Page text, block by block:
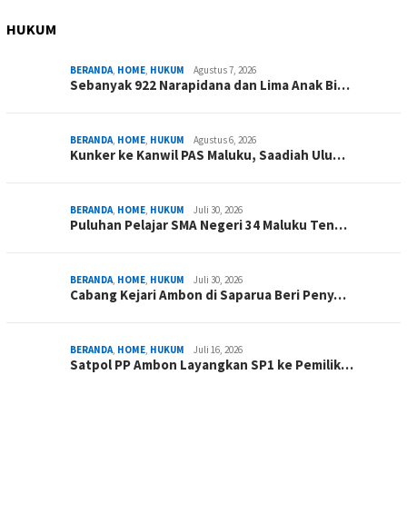
HUKUM
BERANDA, HOME, HUKUM Agustus 7, 2026
Sebanyak 922 Narapidana dan Lima Anak Bi…
BERANDA, HOME, HUKUM Agustus 6, 2026
Kunker ke Kanwil PAS Maluku, Saadiah Ulu…
BERANDA, HOME, HUKUM Juli 30, 2026
Puluhan Pelajar SMA Negeri 34 Maluku Ten…
BERANDA, HOME, HUKUM Juli 30, 2026
Cabang Kejari Ambon di Saparua Beri Peny…
BERANDA, HOME, HUKUM Juli 16, 2026
Satpol PP Ambon Layangkan SP1 ke Pemilik…